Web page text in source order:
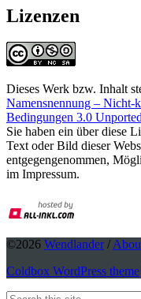
Lizenzen
Dieses Werk bzw. Inhalt
Namensnennung – Nicht-
Bedingungen 3.0
Sie haben ein über diese
Text oder Bild dieser
entgegengenommen,
im Impressum.
©2026 Wendlander/
Coldbox WordPress theme